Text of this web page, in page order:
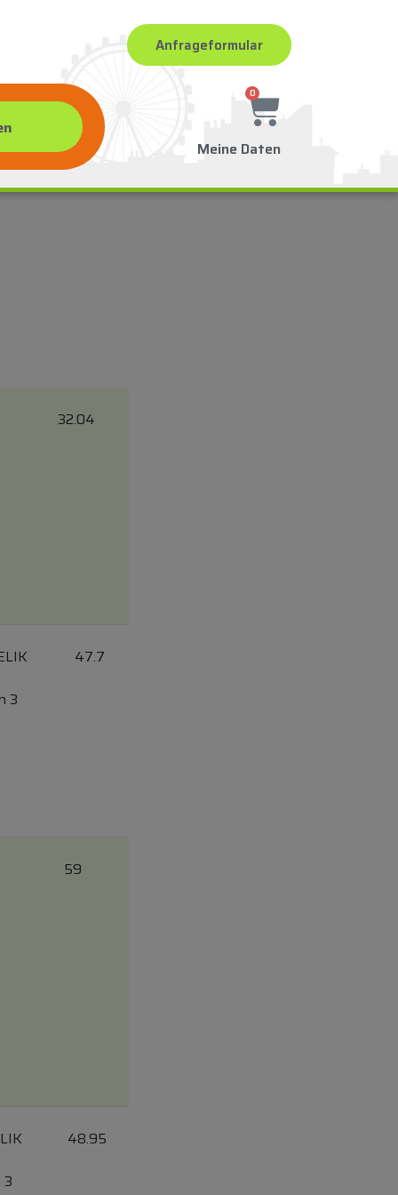
Anfrageformular
0
Meine Daten
32.04
3
47.7
59
48.95